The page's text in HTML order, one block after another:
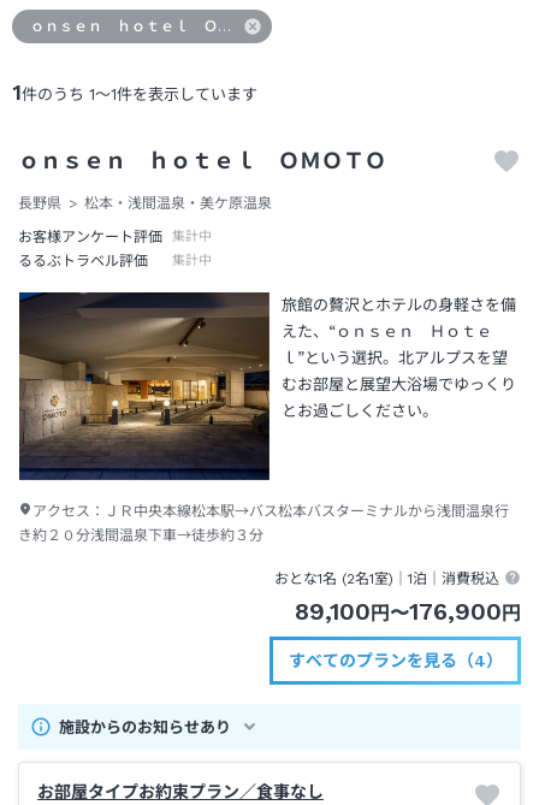
1件のうち 1～1件を表示しています
ｏｎｓｅｎ ｈｏｔｅｌ ＯＭＯＴＯ
ｏｎｓｅｎ ｈｏｔｅｌ ＯＭＯＴＯ
長野県
松本・浅間温泉・美ケ原温泉
お客様アンケート評価
集計中
るるぶトラベル評価 集計中
旅館の贅沢とホテルの身軽さを備
えた、“ｏｎｓｅｎ Ｈｏｔｅ
ｌ”という選択。北アルプスを望
むお部屋と展望大浴場でゆっくり
とお過ごしください。
アクセス： ＪＲ中央本線松本駅→バス松本バスターミナルから浅間温泉行
き約２０分浅間温泉下車→徒歩約３分
おとな1名 (2名1室)｜1泊 ｜消費税込
89,100 円 〜176,900 円
すべてのプランを見る（4）
施設からのお知らせあり
お部屋タイプお約束プラン／食事なし